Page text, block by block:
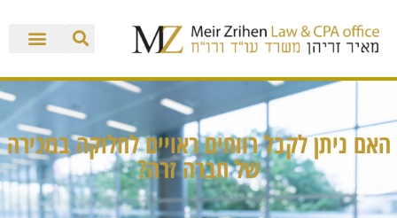
האם ניתן לקבל רווחים ראויים לחלוקה במכירה
של חברה זרה?